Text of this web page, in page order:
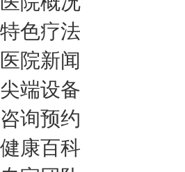
特色疗法
医院新闻
尖端设备
咨询预约
健康百科